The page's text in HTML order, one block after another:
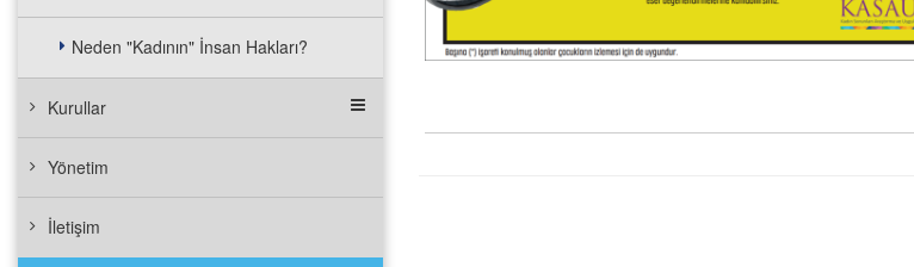
Neden "Kadının" İnsan Hakları?
Kurullar
Yönetim
İletişim